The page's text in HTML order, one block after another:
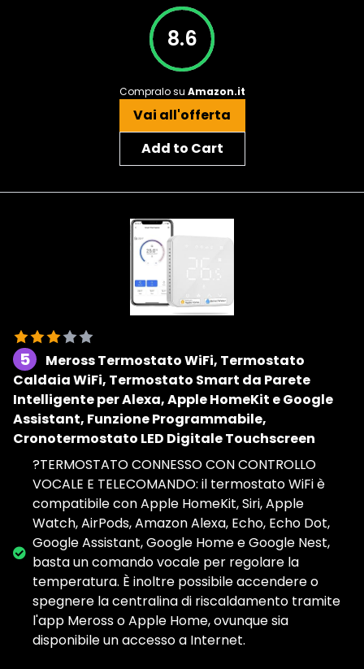
8.6
Compralo su Amazon.it
Vai all'offerta
Add to Cart
5
Meross Termostato WiFi, Termostato
Caldaia WiFi, Termostato Smart da Parete
Intelligente per Alexa, Apple HomeKit e Google
Assistant, Funzione Programmabile,
Cronotermostato LED Digitale Touchscreen
?TERMOSTATO CONNESSO CON CONTROLLO
VOCALE E TELECOMANDO: il termostato WiFi è
compatibile con Apple HomeKit, Siri, Apple
Watch, AirPods, Amazon Alexa, Echo, Echo Dot,
Google Assistant, Google Home e Google Nest,
basta un comando vocale per regolare la
temperatura. È inoltre possibile accendere o
spegnere la centralina di riscaldamento tramite
l'app Meross o Apple Home, ovunque sia
disponibile un accesso a Internet.